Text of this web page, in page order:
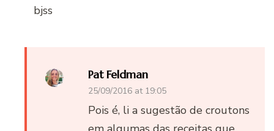
bjss
Pat Feldman
25/09/2016 at 19:05
Pois é, li a sugestão de croutons